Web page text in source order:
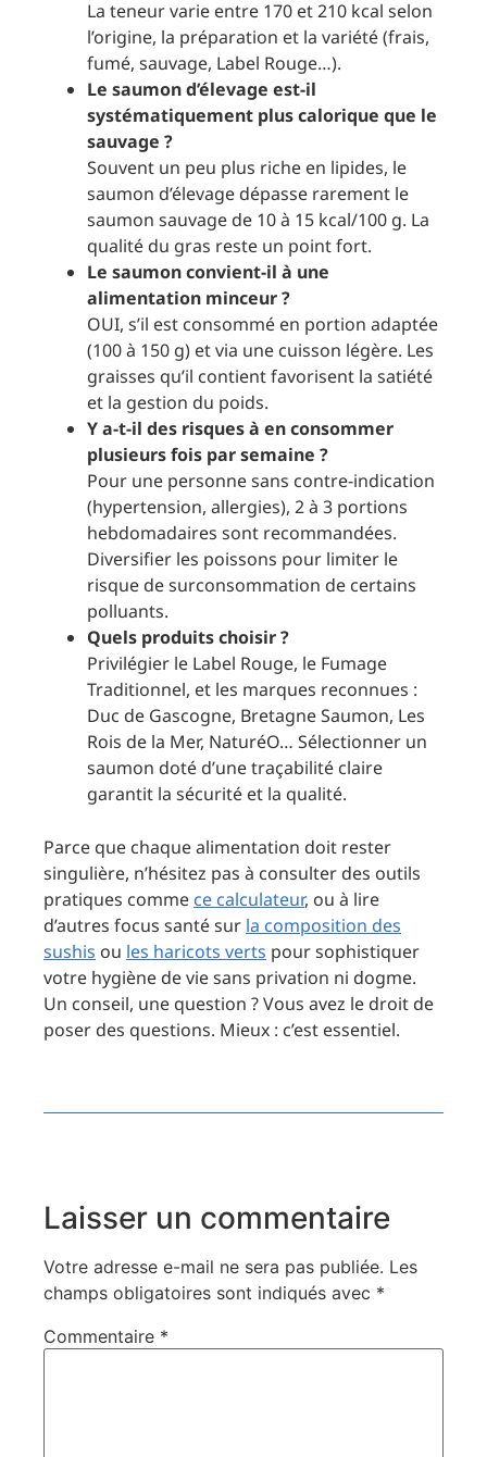
La teneur varie entre 170 et 210 kcal selon
l’origine, la préparation et la variété (frais,
fumé, sauvage, Label Rouge…).
Le saumon d’élevage est-il
systématiquement plus calorique que le
sauvage ?
Souvent un peu plus riche en lipides, le
saumon d’élevage dépasse rarement le
saumon sauvage de 10 à 15 kcal/100 g. La
qualité du gras reste un point fort.
Le saumon convient-il à une
alimentation minceur ?
OUI, s’il est consommé en portion adaptée
(100 à 150 g) et via une cuisson légère. Les
graisses qu’il contient favorisent la satiété
et la gestion du poids.
Y a-t-il des risques à en consommer
plusieurs fois par semaine ?
Pour une personne sans contre-indication
(hypertension, allergies), 2 à 3 portions
hebdomadaires sont recommandées.
Diversifier les poissons pour limiter le
risque de surconsommation de certains
polluants.
Quels produits choisir ?
Privilégier le Label Rouge, le Fumage
Traditionnel, et les marques reconnues :
Duc de Gascogne, Bretagne Saumon, Les
Rois de la Mer, NaturéO… Sélectionner un
saumon doté d’une traçabilité claire
garantit la sécurité et la qualité.
Parce que chaque alimentation doit rester
singulière, n’hésitez pas à consulter des outils
pratiques comme ce calculateur, ou à lire
d’autres focus santé sur la composition des
sushis ou les haricots verts pour sophistiquer
votre hygiène de vie sans privation ni dogme.
Un conseil, une question ? Vous avez le droit de
poser des questions. Mieux : c’est essentiel.
Laisser un commentaire
Votre adresse e-mail ne sera pas publiée. Les
champs obligatoires sont indiqués avec *
Commentaire *